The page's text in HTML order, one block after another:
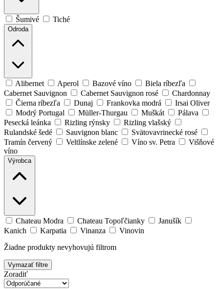
Šumivé Tiché
Odroda
Alibernet Aperol Bazové víno
Biela ríbezľa
Cabernet Sauvignon
Cabernet Sauvignon rosé
Chardonnay
Čierna ríbezľa
Dunaj Frankovka modrá
Irsai Oliver
Modrý Portugal
Müller-Thurgau Muškát
Pálava
Pesecká leánka
Rizling rýnsky
Rizling vlašský
Rulandské šedé
Sauvignon blanc
Svätovavrinecké rosé
Tramín červený
Veltlínske zelené Víno sv. Petra
Višňové
víno
Výrobca
Chateau Modra Chateau Topoľčianky
Janušík
Kanich
Karpatia Vinanza
Vinovin
Žiadne produkty nevyhovujú filtrom
Vymazať filtre
Zoradiť